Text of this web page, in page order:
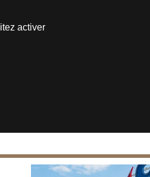
activer